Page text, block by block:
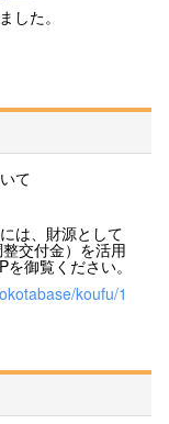
した。
て
は、財源として
交付金）を活用
御覧ください。
koufu/1